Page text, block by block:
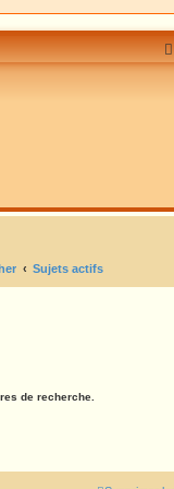
Sujets actifs
de recherche.